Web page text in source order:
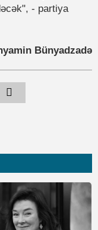
- partiya
Bünyadzadə